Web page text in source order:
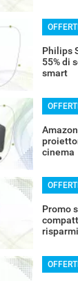
Philips
55% di
smart
cinema
Promo